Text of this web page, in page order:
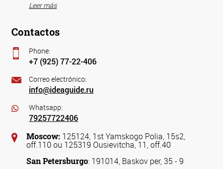
Leer más
Contactos
Phone:
+7 (925) 77-22-406
Correo electrónico:
info@ideaguide.ru
Whatsapp:
79257722406
Moscow: 125124, 1st Yamskogo Polia, 15s2,
off.110 ou 125319 Ousievitcha, 11, off.40
San Petersburgo: 191014, Baskov per, 35 - 9